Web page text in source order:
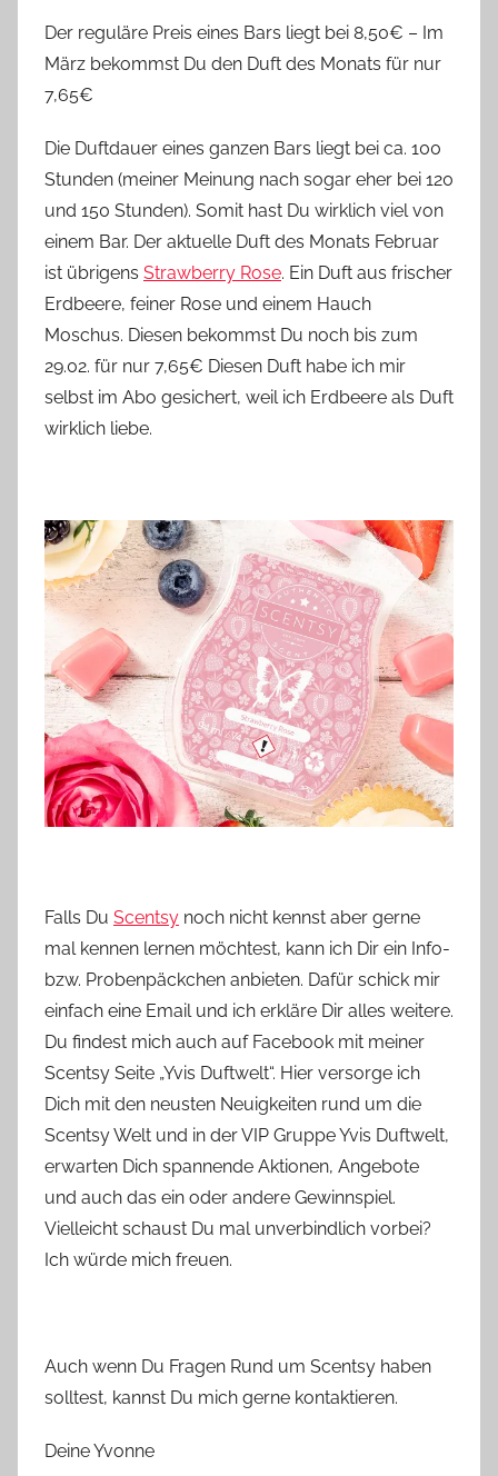
Der reguläre Preis eines Bars liegt bei 8,50€ – Im
März bekommst Du den Duft des Monats für nur
7,65€
Die Duftdauer eines ganzen Bars liegt bei ca. 100
Stunden (meiner Meinung nach sogar eher bei 120
und 150 Stunden). Somit hast Du wirklich viel von
einem Bar. Der aktuelle Duft des Monats Februar
ist übrigens Strawberry Rose. Ein Duft aus frischer
Erdbeere, feiner Rose und einem Hauch
Moschus. Diesen bekommst Du noch bis zum
29.02. für nur 7,65€ Diesen Duft habe ich mir
selbst im Abo gesichert, weil ich Erdbeere als Duft
wirklich liebe.
Falls Du Scentsy noch nicht kennst aber gerne
mal kennen lernen möchtest, kann ich Dir ein Info-
bzw. Probenpäckchen anbieten. Dafür schick mir
einfach eine Email und ich erkläre Dir alles weitere.
Du findest mich auch auf Facebook mit meiner
Scentsy Seite „Yvis Duftwelt“. Hier versorge ich
Dich mit den neusten Neuigkeiten rund um die
Scentsy Welt und in der VIP Gruppe Yvis Duftwelt,
erwarten Dich spannende Aktionen, Angebote
und auch das ein oder andere Gewinnspiel.
Vielleicht schaust Du mal unverbindlich vorbei?
Ich würde mich freuen.
Auch wenn Du Fragen Rund um Scentsy haben
solltest, kannst Du mich gerne kontaktieren.
Deine Yvonne